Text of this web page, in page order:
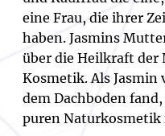
eine Frau, die ihrer
haben. Jasmins
über die Heilkraft der
Kosmetik. Als
dem Dachboden
puren Naturkosmetik